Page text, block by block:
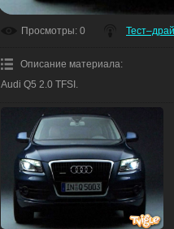
Просмотры: 0
Описание материала:
Audi Q5 2.0 TFSI.